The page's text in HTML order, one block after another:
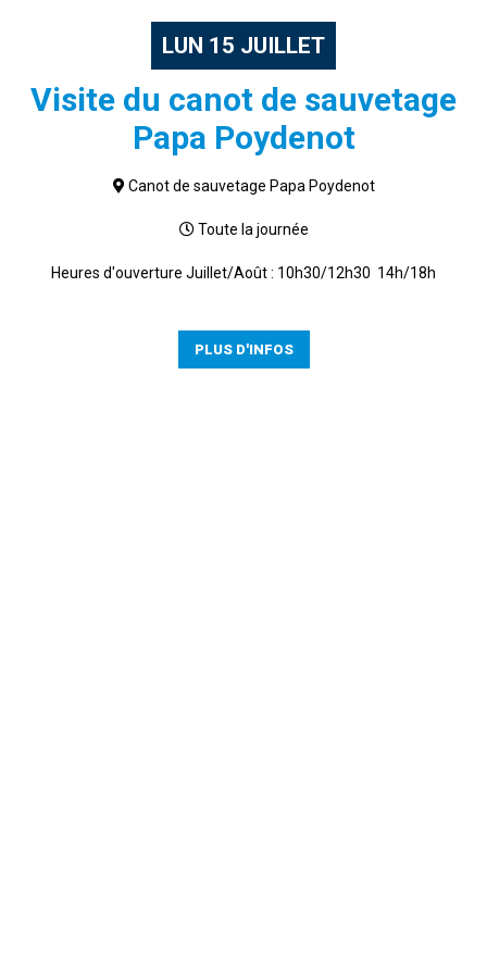
LUN 15 JUILLET
Visite du canot de sauvetage
Papa Poydenot
Canot de sauvetage Papa Poydenot
Toute la journée
Heures d'ouverture Juillet/Août : 10h30/12h30 14h/18h
PLUS D'INFOS